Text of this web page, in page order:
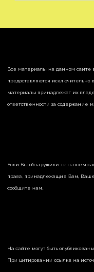
Все материалы на данном сайте
предоставляются исключительно
материалы принадлежат их
ответственности за содержание
Если Вы обнаружили на нашем
права, принадлежащие Вам,
сообщите нам.
На сайте могут быть
При цитировании ссылка на